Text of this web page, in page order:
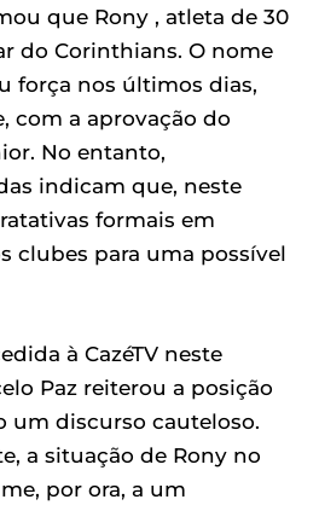
que Rony , atleta de 30
do Corinthians. O nome
força nos últimos dias,
com a aprovação do
No entanto,
indicam que, neste
formais em
clubes para uma possível
à CazéTV neste
Paz reiterou a posição
um discurso cauteloso.
a situação de Rony no
por ora, a um